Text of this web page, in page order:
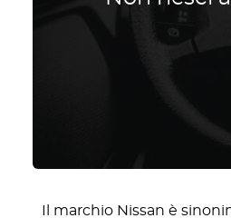
Il marchio Nissan è